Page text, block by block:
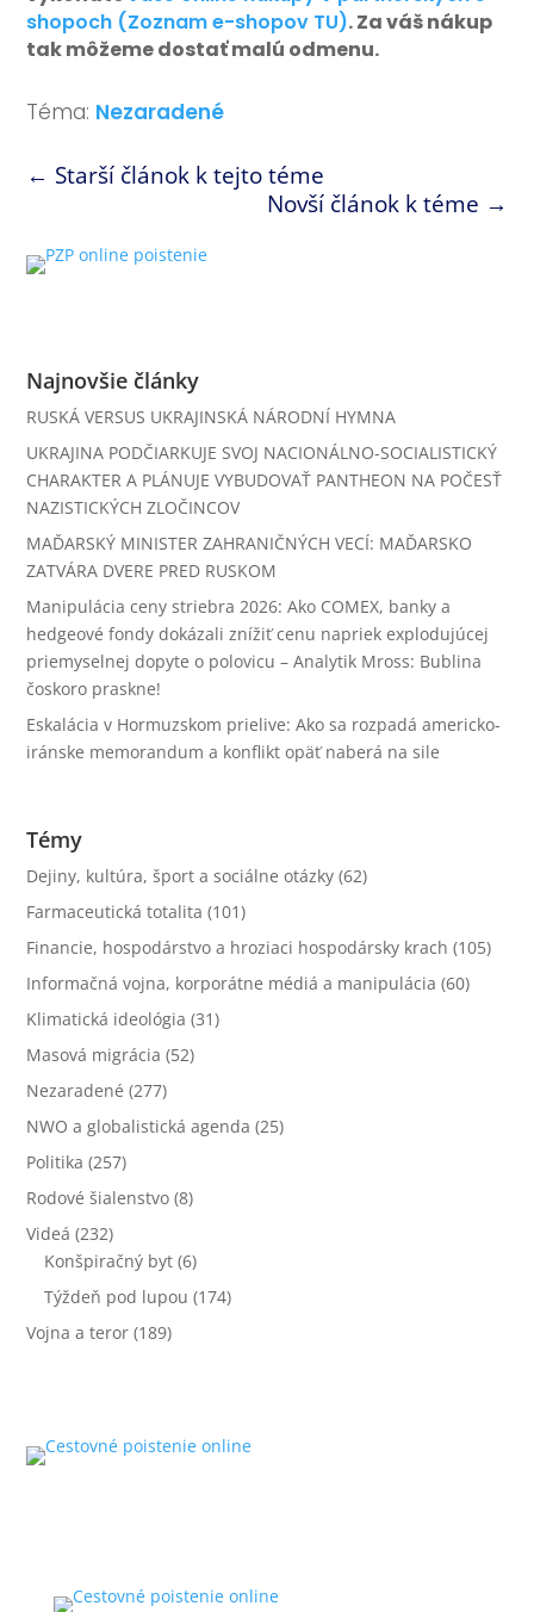
shopoch (Zoznam e-shopov TU). Za váš nákup
tak môžeme dostať malú odmenu.
Téma: Nezaradené
← Starší článok k tejto téme
Novší článok k téme →
Najnovšie články
RUSKÁ VERSUS UKRAJINSKÁ NÁRODNÍ HYMNA
UKRAJINA PODČIARKUJE SVOJ NACIONÁLNO-SOCIALISTICKÝ
CHARAKTER A PLÁNUJE VYBUDOVAŤ PANTHEON NA POČESŤ
NAZISTICKÝCH ZLOČINCOV
MAĎARSKÝ MINISTER ZAHRANIČNÝCH VECÍ: MAĎARSKO
ZATVÁRA DVERE PRED RUSKOM
Manipulácia ceny striebra 2026: Ako COMEX, banky a
hedgeové fondy dokázali znížiť cenu napriek explodujúcej
priemyselnej dopyte o polovicu – Analytik Mross: Bublina
čoskoro praskne!
Eskalácia v Hormuzskom prielive: Ako sa rozpadá americko-
iránske memorandum a konflikt opäť naberá na sile
Témy
Dejiny, kultúra, šport a sociálne otázky (62)
Farmaceutická totalita (101)
Financie, hospodárstvo a hroziaci hospodársky krach (105)
Informačná vojna, korporátne médiá a manipulácia (60)
Klimatická ideológia (31)
Masová migrácia (52)
Nezaradené (277)
NWO a globalistická agenda (25)
Politika (257)
Rodové šialenstvo (8)
Videá (232)
Konšpiračný byt (6)
Týždeň pod lupou (174)
Vojna a teror (189)